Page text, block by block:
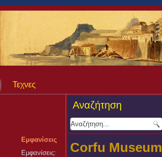
Τεχνες
Εμφανίσεις
Εμφανίσεις:
Αναζήτηση
Corfu Museum